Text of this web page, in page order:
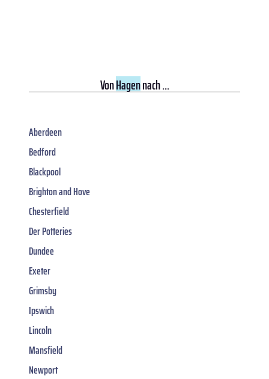
VonHagennach ...
Aberdeen
Bedford
Blackpool
Brighton and Hove
Chesterfield
Der Potteries
Dundee
Exeter
Grimsby
Ipswich
Lincoln
Mansfield
Newport